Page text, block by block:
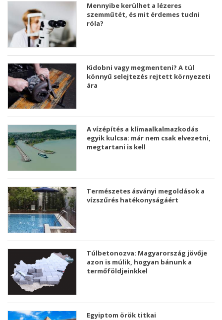
Mennyibe kerülhet a lézeres
szemműtét, és mit érdemes tudni
róla?
Kidobni vagy megmenteni? A túl
könnyű selejtezés rejtett környezeti
ára
A vízépítés a klímaalkalmazkodás
egyik kulcsa: már nem csak elvezetni,
megtartani is kell
Természetes ásványi megoldások a
vízszűrés hatékonyságáért
Túlbetonozva: Magyarország jövője
azon is múlik, hogyan bánunk a
termőföldjeinkkel
Egyiptom örök titkai